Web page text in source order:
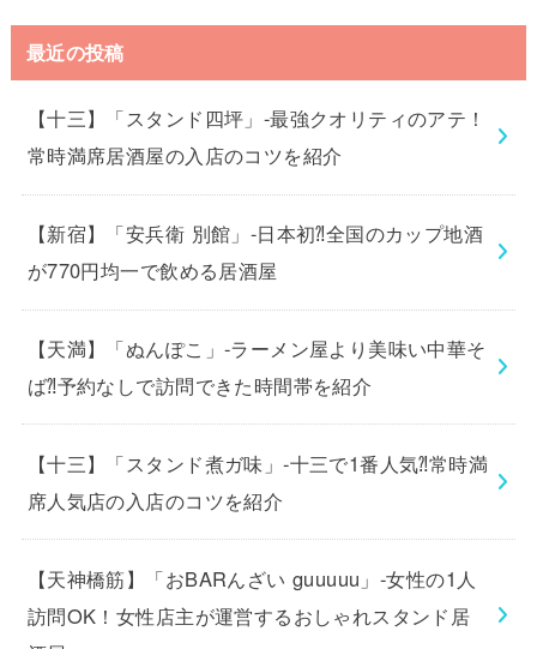
最近の投稿
【十三】「スタンド四坪」-最強クオリティのアテ！
常時満席居酒屋の入店のコツを紹介
【新宿】「安兵衛 別館」-日本初⁈全国のカップ地酒
が770円均一で飲める居酒屋
【天満】「ぬんぽこ」-ラーメン屋より美味い中華そ
ば⁈予約なしで訪問できた時間帯を紹介
【十三】「スタンド煮ガ味」-十三で1番人気⁈常時満
席人気店の入店のコツを紹介
【天神橋筋】「おBARんざい guuuuu」-女性の1人
訪問OK！女性店主が運営するおしゃれスタンド居